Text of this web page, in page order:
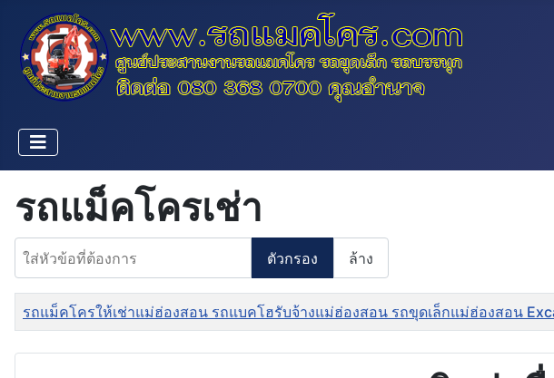
รถแม็คโครเช่า
ใส่หัวข้อที่ต้องการ
ตัวกรอง ล้าง
ชื่อ
รถแม็คโครให้เช่าแม่ฮ่องสอน รถแบคโฮรับจ้างแม่ฮ่องสอน รถขุดเล็กแม่ฮ่องสอน